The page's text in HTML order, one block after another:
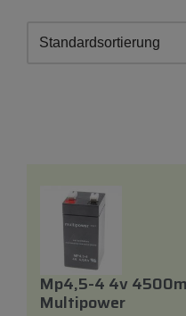
Mp4,5-4 4v
Multipower